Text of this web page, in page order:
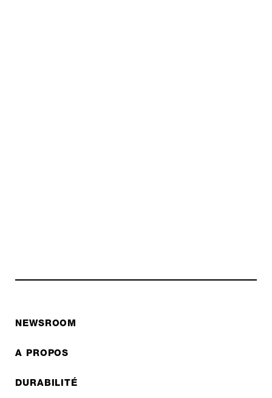
NEWSROOM
A PROPOS
DURABILITÉ